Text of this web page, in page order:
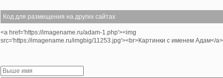
Код для размещения на других сайтах
<a href='https://imagename.ru/adam-1.php'><img
src='https://imagename.ru/imgbig/11253.jpg'><br>Картинки с именем Адам</a>